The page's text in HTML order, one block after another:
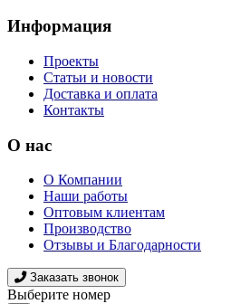
Информация
Проекты
Статьи и новости
Доставка и оплата
Контакты
О нас
О Компании
Наши работы
Оптовым клиентам
Производство
Отзывы и Благодарности
Заказать звонок
Выберите номер